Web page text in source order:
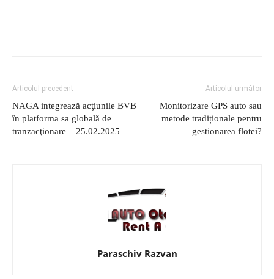
Articolul precedent
NAGA integrează acţiunile BVB
în platforma sa globală de
tranzacţionare – 25.02.2025
Articolul următor
Monitorizare GPS auto sau
metode tradiționale pentru
gestionarea flotei?
Paraschiv Razvan